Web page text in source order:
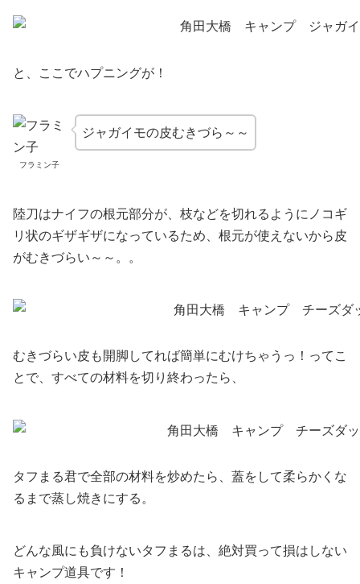
と、ここでハプニングが！
フラミン子
ジャガイモの皮むきづら～～
陸刀はナイフの根元部分が、枝などを切れるようにノコギ
リ状のギザギザになっているため、根元が使えないから皮
がむきづらい～～。。
むきづらい皮も開脚してれば簡単にむけちゃうっ！ってこ
とで、すべての材料を切り終わったら、
タフまる君で全部の材料を炒めたら、蓋をして柔らかくな
るまで蒸し焼きにする。
どんな風にも負けないタフまるは、絶対買って損はしない
キャンプ道具です！